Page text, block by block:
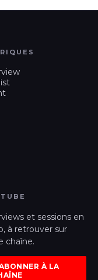
et sessions en
à retrouver sur
chaîne.
À LA